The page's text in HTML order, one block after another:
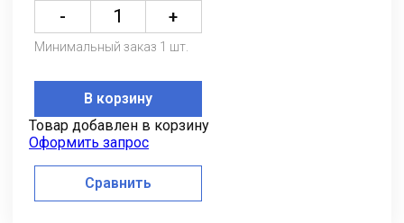
- +
Минимальный заказ 1 шт.
В корзину
Товар добавлен в корзину
Оформить запрос
Сравнить